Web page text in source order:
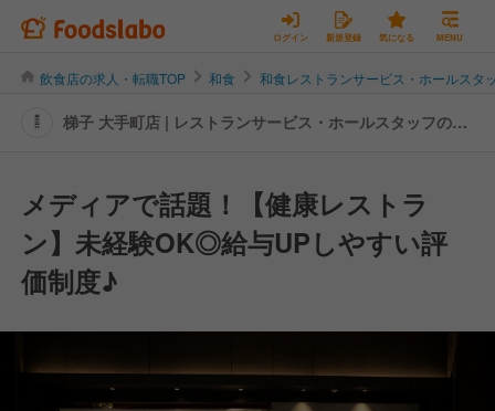
ログイン 新規登録 気になる MENU
飲食店の求人・転職TOP 和食 和食レストランサービス・ホールスタ
梯子 大手町店 | レストランサービス・ホールスタッフの転
メディアで話題！【健康レストラ
ン】未経験OK◎給与UPしやすい評
価制度♪